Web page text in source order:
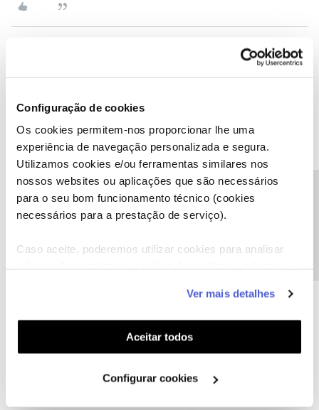
Configuração de cookies
Os cookies permitem-nos proporcionar lhe uma
experiência de navegação personalizada e segura.
Utilizamos cookies e/ou ferramentas similares nos
nossos websites ou aplicações que são necessários
para o seu bom funcionamento técnico (cookies
necessários para a prestação de serviço).
Caso aceite, poderemos utilizar cookies para analisar
funcionalidades (cookies de personalização e
funcionalidade) e adaptar anúncios aos seus interesses
(cookies de publicidade personalizada). Pode gerir a
utilização dos cookies clicando em "Configurar
Ver mais detalhes
Aceitar todos
Configurar cookies
Forum|Forum|6 years ago
Agora é possível desativar este tipo de serviços através da Área
de Cliente. Para isso, só precisam de seguir estes passos:
no menu, clicar em "Telemóvel" e escolher a opção
"Serviços adicionais"
selecionar "
Compras e Subscrições
Caso tenham alguma dificuldade, partilhem connosco.
Estes “serviços” (roubos!) são um CANCRO! Vou bloquear em